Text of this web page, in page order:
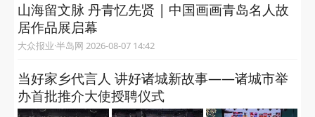
山海留文脉 丹青忆先贤 | 中国画画青岛名人故
居作品展启幕
大众报业·半岛网 2026-08-07 14:42
当好家乡代言人 讲好诸城新故事——诸城市举
办首批推介大使授聘仪式